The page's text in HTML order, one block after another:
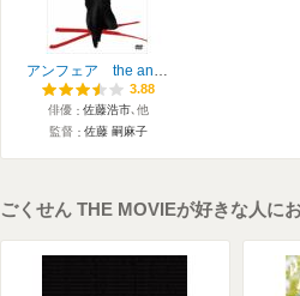
アンフェア the answer
3.88
3.88
俳優 佐藤浩市､他
監督
佐藤 嗣麻子
ごくせん THE MOVIEが好きな人に